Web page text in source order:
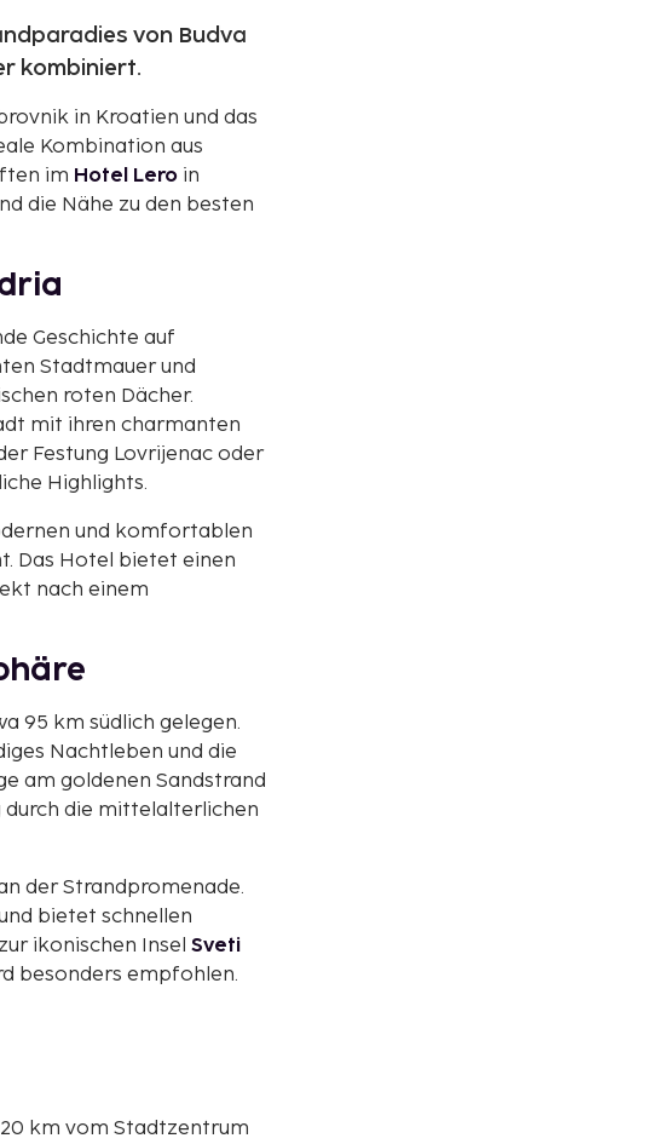
von Budva
kombiniert.
in Kroatien und das
Kombination aus
im Hotel Lero in
die Nähe zu den besten
Geschichte auf
Stadtmauer und
roten Dächer.
mit ihren charmanten
Festung Lovrijenac oder
Highlights.
und komfortablen
Das Hotel bietet einen
nach einem
95 km südlich gelegen.
Nachtleben und die
am goldenen Sandstrand
durch die mittelalterlichen
der Strandpromenade.
bietet schnellen
ikonischen Insel Sveti
besonders empfohlen.
km vom Stadtzentrum